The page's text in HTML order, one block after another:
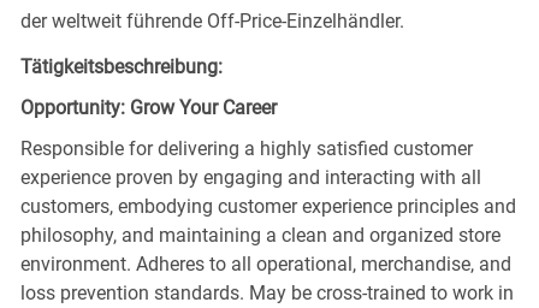
der weltweit führende Off-Price-Einzelhändler.
Tätigkeitsbeschreibung:
Opportunity: Grow Your Career
Responsible for delivering a highly satisfied customer
experience proven by engaging and interacting with all
customers, embodying customer experience principles and
philosophy, and maintaining a clean and organized store
environment. Adheres to all operational, merchandise, and
loss prevention standards. May be cross-trained to work in